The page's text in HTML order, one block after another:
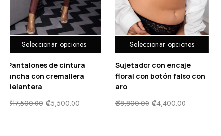
Seleccionar opciones
escote con abertura
v tubo con cinturón
11,900.00 ₡
Seleccionar opciones
Pantalones de cintura
ancha con cremallera
delantera
17,500.00 ₡ 5,500.00